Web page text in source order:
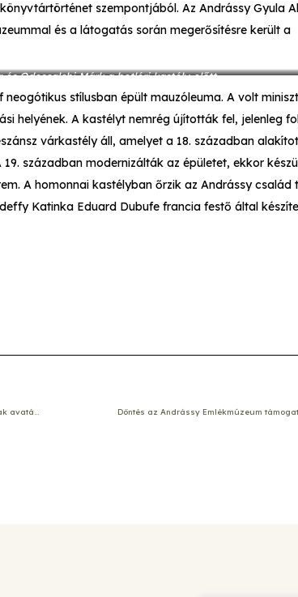
szempontjából. Az Andrássy Gyula
és a látogatás során megerősítésre került a
és Odescalchi Márk a betléri kastély előtt
stílusban épült mauzóleuma. A volt
helyének. A kastélyt nemrég újították fel, jelenleg
várkastély áll, amelyet a 18. században
században modernizálták az épületet, ekkor
A homonnai kastélyban őrzik az Andrássy család
Katinka Eduard Dubufe francia festő által
Odescalchi Mark beszéde Andrássy Gyula lovasszobrának avatásakor Döntés az Andrássy Emlékmúzeum